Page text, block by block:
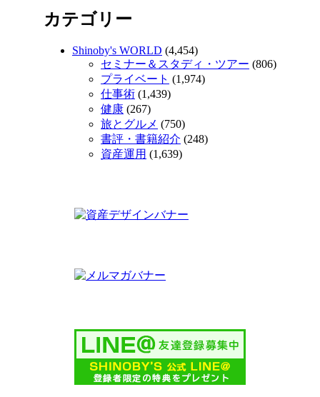
カテゴリー
Shinoby's WORLD (4,454)
セミナー＆スタディ・ツアー (806)
プライベート (1,974)
仕事術 (1,439)
健康 (267)
旅とグルメ (750)
書評・書籍紹介 (248)
資産運用 (1,639)